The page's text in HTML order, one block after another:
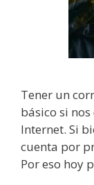
Tener un
básico si
Internet. Si
cuenta por
Por eso hoy